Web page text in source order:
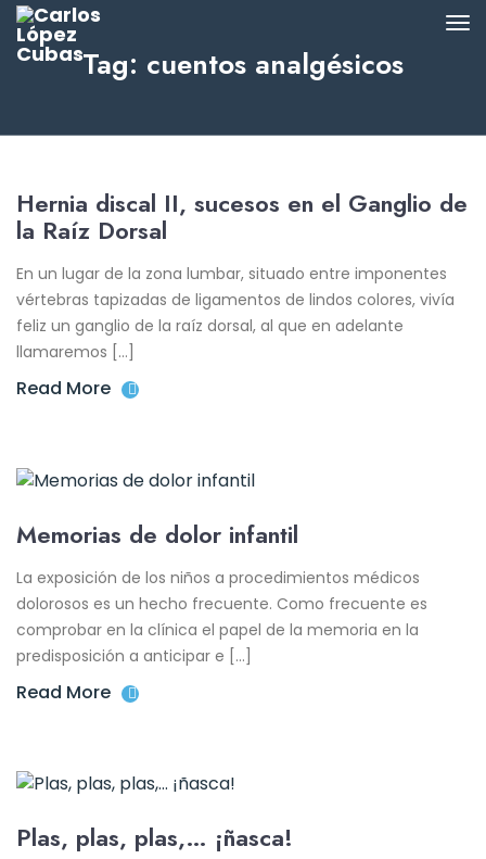
Tag: cuentos analgésicos
Hernia discal II, sucesos en el Ganglio de
la Raíz Dorsal
En un lugar de la zona lumbar, situado entre imponentes
vértebras tapizadas de ligamentos de lindos colores, vivía
feliz un ganglio de la raíz dorsal, al que en adelante
llamaremos […]
Read More
Memorias de dolor infantil
La exposición de los niños a procedimientos médicos
dolorosos es un hecho frecuente. Como frecuente es
comprobar en la clínica el papel de la memoria en la
predisposición a anticipar e […]
Read More
Plas, plas, plas,… ¡ñasca!